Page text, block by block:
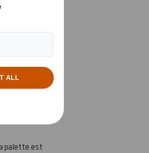
recyclable
et
un
palette est